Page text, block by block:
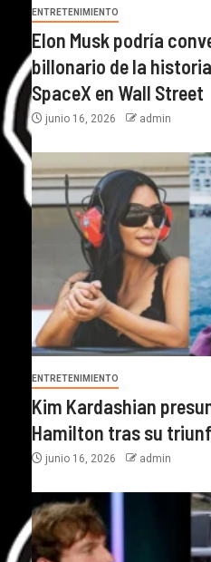
ENTRETENIMIENTO
Elon Musk podría
billonario de la
SpaceX en Wall Street
junio 16, 2026 admin
ENTRETENIMIENTO
Kim Kardashian
Hamilton tras su
junio 16, 2026 admin